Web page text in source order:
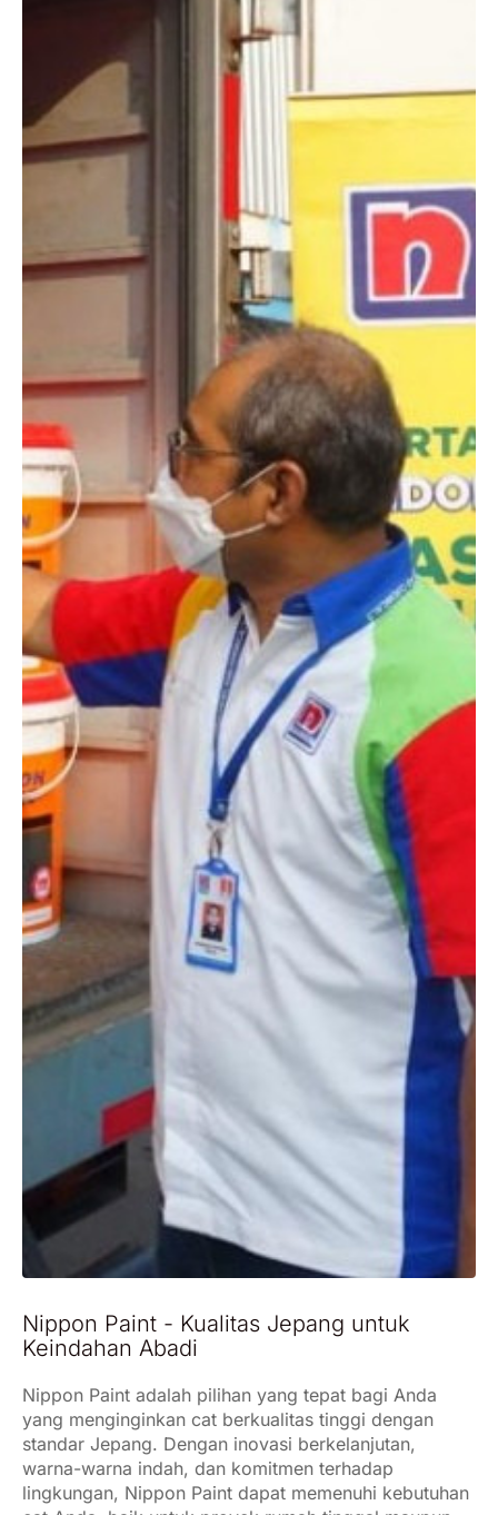
Nippon Paint - Kualitas Jepang untuk
Keindahan Abadi
Nippon Paint adalah pilihan yang tepat bagi Anda
yang menginginkan cat berkualitas tinggi dengan
standar Jepang. Dengan inovasi berkelanjutan,
warna-warna indah, dan komitmen terhadap
lingkungan, Nippon Paint dapat memenuhi kebutuhan